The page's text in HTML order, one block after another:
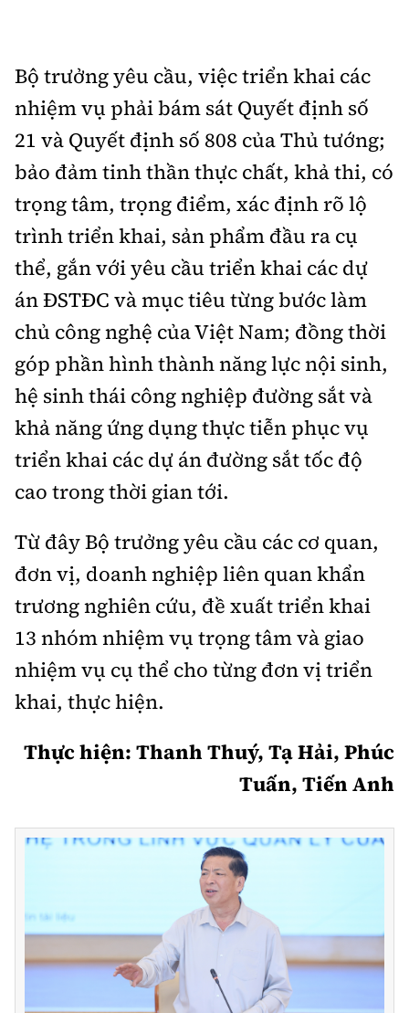
Bộ trưởng yêu cầu, việc triển khai các
nhiệm vụ phải bám sát Quyết định số
21 và Quyết định số 808 của Thủ tướng;
bảo đảm tinh thần thực chất, khả thi, có
trọng tâm, trọng điểm, xác định rõ lộ
trình triển khai, sản phẩm đầu ra cụ
thể, gắn với yêu cầu triển khai các dự
án ĐSTĐC và mục tiêu từng bước làm
chủ công nghệ của Việt Nam; đồng thời
góp phần hình thành năng lực nội sinh,
hệ sinh thái công nghiệp đường sắt và
khả năng ứng dụng thực tiễn phục vụ
triển khai các dự án đường sắt tốc độ
cao trong thời gian tới.
Từ đây Bộ trưởng yêu cầu các cơ quan,
đơn vị, doanh nghiệp liên quan khẩn
trương nghiên cứu, đề xuất triển khai
13 nhóm nhiệm vụ trọng tâm và giao
nhiệm vụ cụ thể cho từng đơn vị triển
khai, thực hiện.
Thực hiện: Thanh Thuý, Tạ Hải, Phúc
Tuấn, Tiến Anh